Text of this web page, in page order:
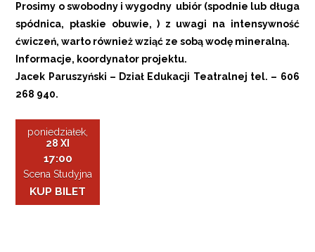
Prosimy o swobodny i wygodny ubiór (spodnie lub długa
spódnica, płaskie obuwie, ) z uwagi na intensywność
ćwiczeń, warto również wziąć ze sobą wodę mineralną.
Informacje, koordynator projektu.
Jacek Paruszyński – Dział Edukacji Teatralnej tel. – 606
268 940.
poniedziałek,
28 XI
17:00
Scena Studyjna
KUP BILET